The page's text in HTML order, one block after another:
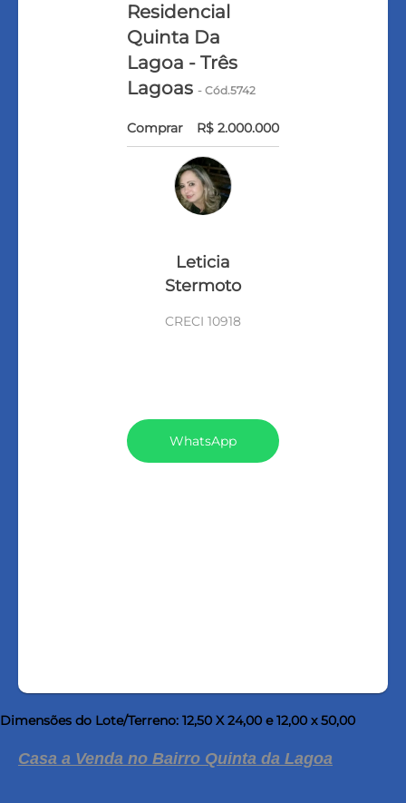
Residencial
Quinta Da
Lagoa - Três
Lagoas- Cód.5742
Comprar R$ 2.000.000
Leticia
Stermoto
CRECI 10918
WhatsApp
Dimensões do Lote/Terreno: 12,50 X 24,00 e 12,00 x 50,00
Casa a Venda no Bairro Quinta da Lagoa